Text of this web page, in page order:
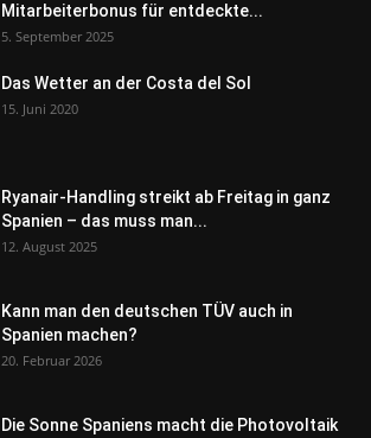
Mitarbeiterbonus für entdeckte...
5. September 2025
Das Wetter an der Costa del Sol
15. Juni 2020
Ryanair-Handling streikt ab Freitag in ganz
Spanien – das muss man...
12. August 2025
Kann man den deutschen TÜV auch in
Spanien machen?
20. Februar 2026
Die Sonne Spaniens macht die Photovoltaik